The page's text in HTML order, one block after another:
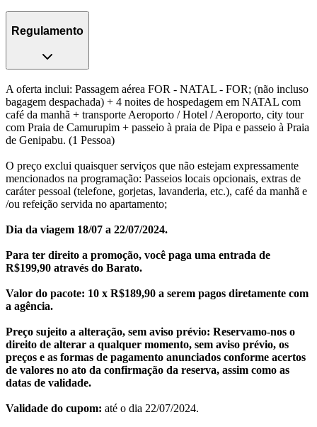
Regulamento
A oferta inclui: Passagem aérea FOR - NATAL - FOR; (não incluso
bagagem despachada) + 4 noites de hospedagem em NATAL com
café da manhã + transporte Aeroporto / Hotel / Aeroporto, city tour
com Praia de Camurupim + passeio à praia de Pipa e passeio à Praia
de Genipabu. (1 Pessoa)
O preço exclui quaisquer serviços que não estejam expressamente
mencionados na programação: Passeios locais opcionais, extras de
caráter pessoal (telefone, gorjetas, lavanderia, etc.), café da manhã e
/ou refeição servida no apartamento;
Dia da viagem 18/07 a 22/07/2024.
Para ter direito a promoção, você paga uma entrada de
R$199,90 através do Barato.
Valor do pacote: 10 x R$189,90 a serem pagos diretamente com
a agência.
Preço sujeito a alteração, sem aviso prévio: Reservamo-nos o
direito de alterar a qualquer momento, sem aviso prévio, os
preços e as formas de pagamento anunciados conforme acertos
de valores no ato da confirmação da reserva, assim como as
datas de validade.
Validade do cupom: até o dia 22/07/2024.